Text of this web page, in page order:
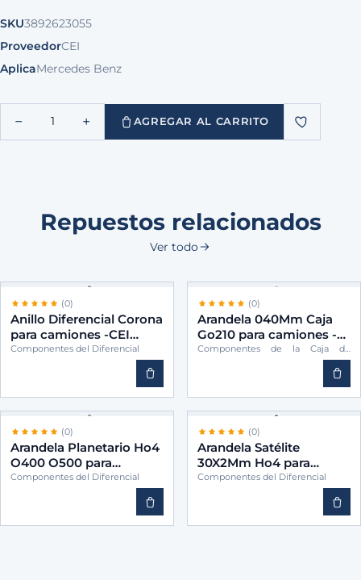
SKU3892623055
ProveedorCEI
AplicaMercedes Benz
− 1 + AGREGAR AL CARRITO
Repuestos relacionados
Ver todo
(0)
Anillo Diferencial Corona
para camiones -CEI
6153530325
Componentes del Diferencial
(0)
Arandela 040Mm Caja
Go210 para camiones -
CEI 3892623555
Componentes de la Caja de
(0)
Arandela Planetario Ho4
O400 O500 para
camiones -CEI
Componentes del Diferencial
(0)
Arandela Satélite
30X2Mm Ho4 para
camiones -CEI
Componentes del Diferencial